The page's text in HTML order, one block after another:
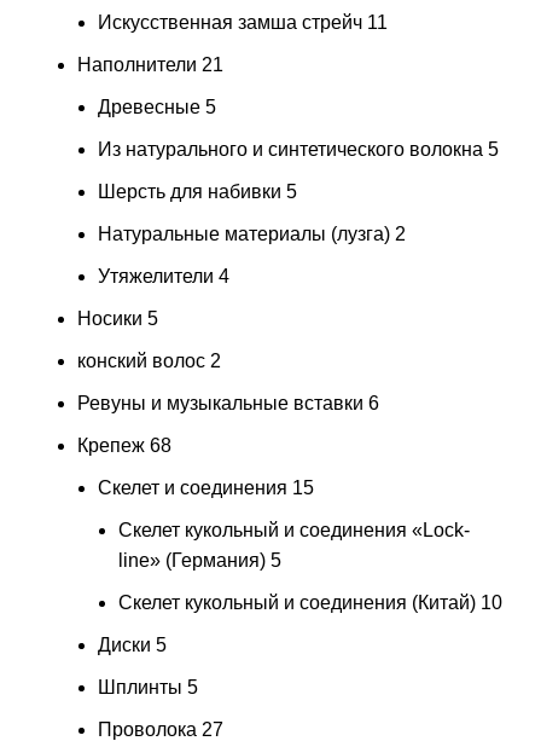
Искусственная замша стрейч 11
Наполнители 21
Древесные 5
Из натурального и синтетического волокна 5
Шерсть для набивки 5
Натуральные материалы (лузга) 2
Утяжелители 4
Носики 5
конский волос 2
Ревуны и музыкальные вставки 6
Крепеж 68
Скелет и соединения 15
Скелет кукольный и соединения «Lock-
line» (Германия) 5
Скелет кукольный и соединения (Китай) 10
Диски 5
Шплинты 5
Проволока 27